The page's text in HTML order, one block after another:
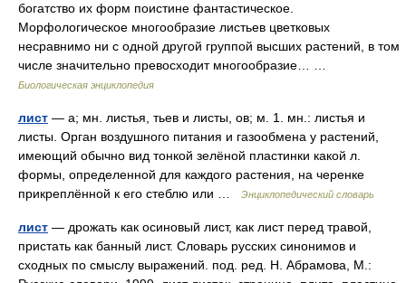
богатство их форм поистине фантастическое.
Морфологическое многообразие листьев цветковых
несравнимо ни с одной другой группой высших растений, в том
числе значительно превосходит многообразие… …
Биологическая энциклопедия
лист — а; мн. листья, тьев и листы, ов; м. 1. мн.: листья и
листы. Орган воздушного питания и газообмена у растений,
имеющий обычно вид тонкой зелёной пластинки какой л.
формы, определенной для каждого растения, на черенке
прикреплённой к его стеблю или …
Энциклопедический словарь
лист — дрожать как осиновый лист, как лист перед травой,
пристать как банный лист. Словарь русских синонимов и
сходных по смыслу выражений. под. ред. Н. Абрамова, М.: